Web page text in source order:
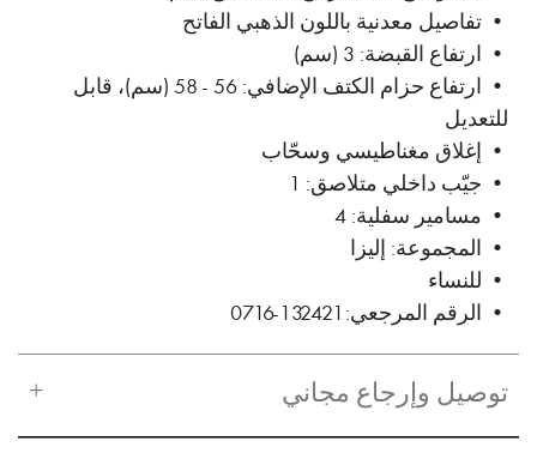
• تفاصيل معدنية باللون الذهبي الفاتح
• ارتفاع القبضة: 3 (سم)
• ارتفاع حزام الكتف الإضافي: 56 - 58 (سم)، قابل
للتعديل
• إغلاق مغناطيسي وسحّاب
• جيّب داخلي متلاصق: 1
• مسامير سفلية: 4
• المجموعة: إليزا
• للنساء
• الرقم المرجعي: 132421-0716
توصيل وإرجاع مجاني